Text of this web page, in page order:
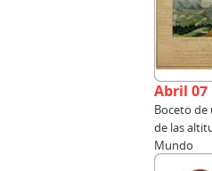
Abril 07
Boceto
de las
Mundo